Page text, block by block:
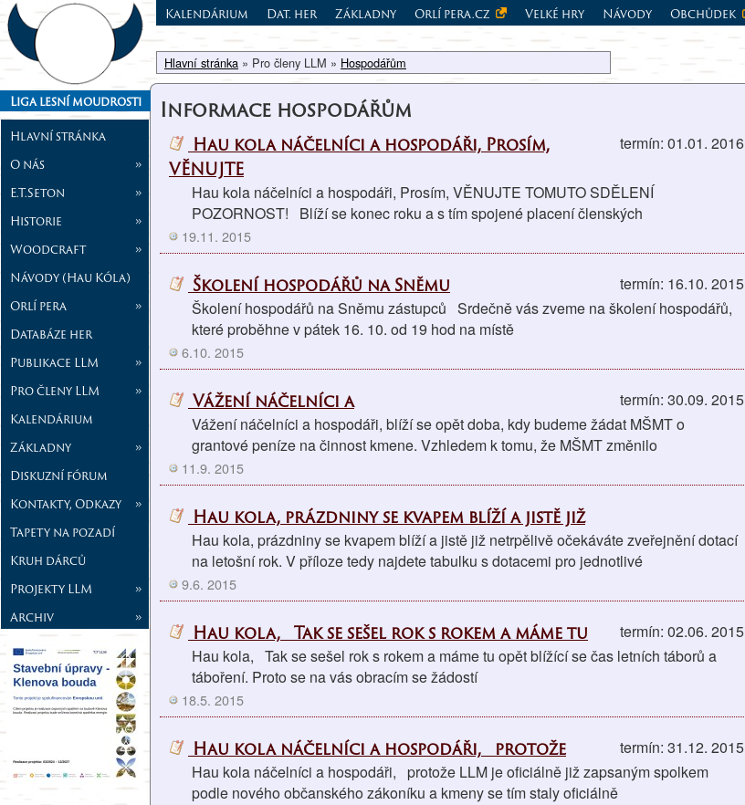
Liga lesní moudrosti
Hlavní stránka
O nás
»
E.T.Seton
»
Historie
»
Woodcraft
»
Návody (Hau Kóla)
Orlí pera
»
Databáze her
Publikace LLM
»
Pro členy LLM
»
Kalendárium
Základny
»
Diskuzní fórum
Kontakty, Odkazy
»
Tapety na pozadí
Kruh dárců
Projekty LLM
»
Archiv
»
Kalendárium Dat. her Základny Orlí pera.cz Velké hry Návody Obchůdek
Hlavní stránka » Pro členy LLM » Hospodářům
Informace hospodářům
termín: 01.01. 2016
Hau kola náčelníci a hospodáři, Prosím,
VĚNUJTE
Hau kola náčelníci a hospodáři, Prosím, VĚNUJTE TOMUTO SDĚLENÍ
POZORNOST! Blíží se konec roku a s tím spojené placení členských
19.11. 2015
termín: 16.10. 2015
Školení hospodářů na Sněmu
Školení hospodářů na Sněmu zástupců Srdečně vás zveme na školení hospodářů,
které proběhne v pátek 16. 10. od 19 hod na místě
6.10. 2015
termín: 30.09. 2015
Vážení náčelníci a
Vážení náčelníci a hospodáři, blíží se opět doba, kdy budeme žádat MŠMT o
grantové peníze na činnost kmene. Vzhledem k tomu, že MŠMT změnilo
11.9. 2015
Hau kola, prázdniny se kvapem blíží a jistě již
Hau kola, prázdniny se kvapem blíží a jistě již netrpělivě očekáváte zveřejnění dotací
na letošní rok. V příloze tedy najdete tabulku s dotacemi pro jednotlivé
9.6. 2015
termín: 02.06. 2015
Hau kola, Tak se sešel rok s rokem a máme tu
Hau kola, Tak se sešel rok s rokem a máme tu opět blížící se čas letních táborů a
táboření. Proto se na vás obracím se žádostí
18.5. 2015
termín: 31.12. 2015
Hau kola náčelníci a hospodáři, protože
Hau kola náčelníci a hospodáři, protože LLM je oficiálně již zapsaným spolkem
podle nového občanského zákoníku a kmeny se tím staly oficiálně